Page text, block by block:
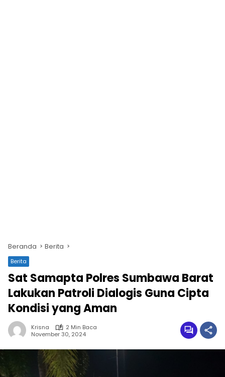
Beranda Berita
Berita
Sat Samapta Polres Sumbawa Barat
Lakukan Patroli Dialogis Guna Cipta
Kondisi yang Aman
Krisna
2 Min Baca
November 30, 2024